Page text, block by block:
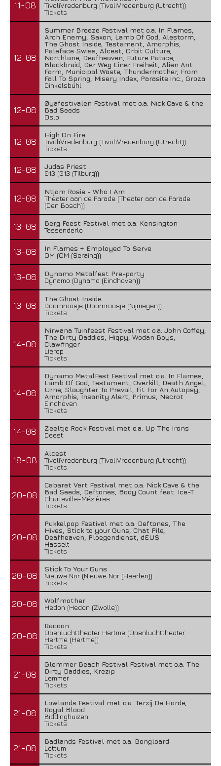
11-08
TivoliVredenburg (TivoliVredenburg (Utrecht))
Tickets
12-08
Summer Breeze Festival met o.a. In Flames,
Arch Enemy, Saxon, Lamb Of God, Alestorm,
The Ghost Inside, Testament, Amorphis,
Paleface Swiss, Alcest, Orbit Culture,
Northlane, Deafheaven, Future Palace,
Blackbraid, Der Weg Einer Freiheit, Alien Ant
Farm, Municipal Waste, Thundermother, From
Fall To Spring, Misery Index, Parasite inc., Groza
Dinkelsbühl
12-08
Øyafestivalen Festival met o.a. Nick Cave & the
Bad Seeds
Oslo
12-08
High On Fire
TivoliVredenburg (TivoliVredenburg (Utrecht))
Tickets
12-08
Judas Priest
013 (013 (Tilburg))
12-08
Ntjam Rosie - Who I Am
Theater aan de Parade (Theater aan de Parade
(Den Bosch))
13-08
Berg Feest Festival met o.a. Kensington
Tessenderlo
13-08
In Flames + Employed To Serve
OM (OM (Seraing))
13-08
Dynamo Metalfest Pre-party
Dynamo (Dynamo (Eindhoven))
13-08
The Ghost Inside
Doornroosje (Doornroosje (Nijmegen))
Tickets
14-08
Nirwana Tuinfeest Festival met o.a. John Coffey,
The Dirty Daddies, Hiqpy, Wodan Boys,
Clawfinger
Lierop
Tickets
14-08
Dynamo MetalFest Festival met o.a. In Flames,
Lamb Of God, Testament, Overkill, Death Angel,
Urne, Slaughter To Prevail, Fit For An Autopsy,
Amorphis, Insanity Alert, Primus, Necrot
Eindhoven
Tickets
14-08
Zeeltje Rock Festival met o.a. Up The Irons
Deest
18-08
Alcest
TivoliVredenburg (TivoliVredenburg (Utrecht))
Tickets
20-08
Cabaret Vert Festival met o.a. Nick Cave & the
Bad Seeds, Deftones, Body Count feat. Ice-T
Charleville-Mézières
Tickets
20-08
Pukkelpop Festival met o.a. Deftones, The
Hives, Stick to your Guns, Chat Pile,
Deafheaven, Ploegendienst, dEUS
Hasselt
Tickets
20-08
Stick To Your Guns
Nieuwe Nor (Nieuwe Nor (Heerlen))
Tickets
20-08
Wolfmother
Hedon (Hedon (Zwolle))
20-08
Racoon
Openluchttheater Hertme (Openluchttheater
Hertme (Hertme))
Tickets
21-08
Glemmer Beach Festival Festival met o.a. The
Dirty Daddies, Krezip
Lemmer
Tickets
21-08
Lowlands Festival met o.a. Terzij De Horde,
Royal Blood
Biddinghuizen
Tickets
21-08
Badlands Festival met o.a. Bongloard
Lottum
Tickets